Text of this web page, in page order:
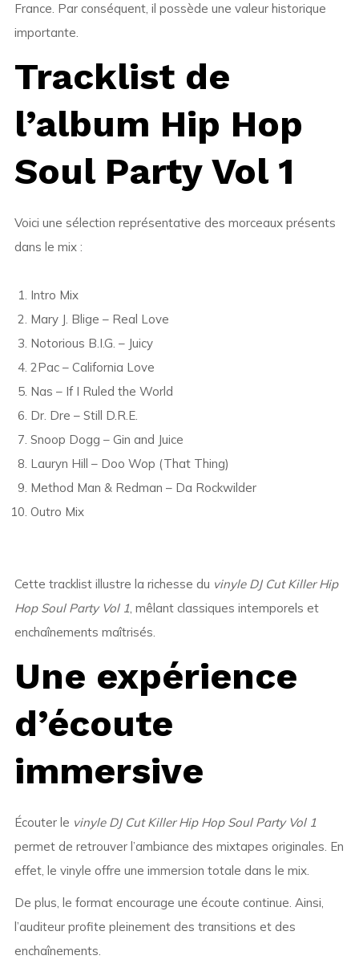
France. Par conséquent, il possède une valeur historique
importante.
Tracklist de
l’album Hip Hop
Soul Party Vol 1
Voici une sélection représentative des morceaux présents
dans le mix :
Intro Mix
Mary J. Blige – Real Love
Notorious B.I.G. – Juicy
2Pac – California Love
Nas – If I Ruled the World
Dr. Dre – Still D.R.E.
Snoop Dogg – Gin and Juice
Lauryn Hill – Doo Wop (That Thing)
Method Man & Redman – Da Rockwilder
Outro Mix
Cette tracklist illustre la richesse du vinyle DJ Cut Killer Hip
Hop Soul Party Vol 1, mêlant classiques intemporels et
enchaînements maîtrisés.
Une expérience
d’écoute
immersive
Écouter le vinyle DJ Cut Killer Hip Hop Soul Party Vol 1
permet de retrouver l’ambiance des mixtapes originales. En
effet, le vinyle offre une immersion totale dans le mix.
De plus, le format encourage une écoute continue. Ainsi,
l’auditeur profite pleinement des transitions et des
enchaînements.